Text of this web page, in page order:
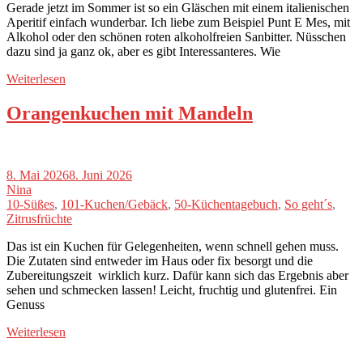
Gerade jetzt im Sommer ist so ein Gläschen mit einem italienischen
Aperitif einfach wunderbar. Ich liebe zum Beispiel Punt E Mes, mit
Alkohol oder den schönen roten alkoholfreien Sanbitter. Nüsschen
dazu sind ja ganz ok, aber es gibt Interessanteres. Wie
Weiterlesen
Orangenkuchen mit Mandeln
8. Mai 20268. Juni 2026
Nina
10-Süßes, 101-Kuchen/Gebäck, 50-Küchentagebuch, So geht´s,
Zitrusfrüchte
Das ist ein Kuchen für Gelegenheiten, wenn schnell gehen muss.
Die Zutaten sind entweder im Haus oder fix besorgt und die
Zubereitungszeit wirklich kurz. Dafür kann sich das Ergebnis aber
sehen und schmecken lassen! Leicht, fruchtig und glutenfrei. Ein
Genuss
Weiterlesen